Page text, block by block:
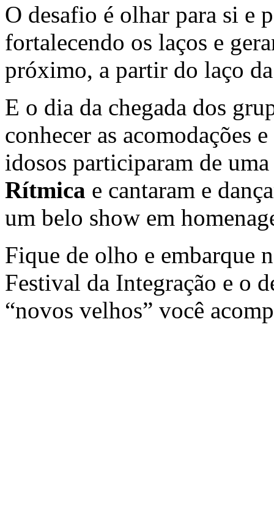
O desafio é olhar para si e
fortalecendo os laços e
próximo, a partir do laço
E o dia da chegada dos
conhecer as acomodações
idosos participaram de
Rítmica e cantaram e
um belo show em
Fique de olho e embarque
Festival da Integração e o
“novos velhos” você